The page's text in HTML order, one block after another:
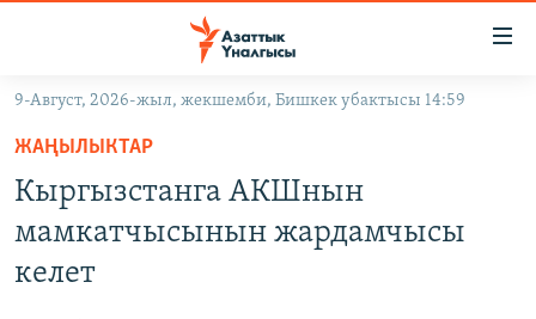
Навигацияга
өтүңүз
Издөөгө
салыңызКЫРГЫЗСТАН
ДҮЙНӨ
9-Август, 2026-жыл, жекшемби, Бишкек убактысы 14:59
ЖАҢЫЛЫКТАР
Кыргызстанга АКШнын
мамкатчысынын жардамчысы
келет